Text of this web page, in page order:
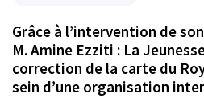
Grâce à l’intervention de
M. Amine Ezziti : La
correction de la carte du
sein d’une organisation